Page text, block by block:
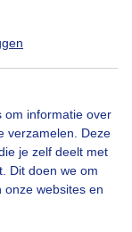
om informatie over
verzamelen. Deze
je zelf deelt met
Dit doen we om
onze websites en